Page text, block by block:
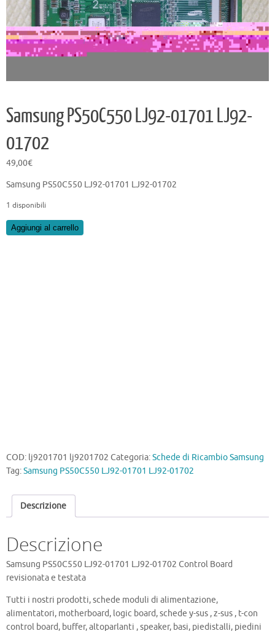
Samsung PS50C550 LJ92-01701 LJ92-
01702
49,00€
Samsung PS50C550 LJ92-01701 LJ92-01702
1 disponibili
Samsung
Aggiungi al carrello
COD: lj9201701 lj9201702 Categoria:Schede di Ricambio Samsung
Tag:Samsung PS50C550 LJ92-01701 LJ92-01702
Descrizione
Descrizione
Samsung PS50C550 LJ92-01701 LJ92-01702 Control Board
revisionata e testata
Tutti i nostri prodotti, schede moduli di alimentazione,
alimentatori, motherboard, logic board, schede y-sus , z-sus , t-con
control board, buffer, altoparlanti , speaker, basi, piedistalli, piedini